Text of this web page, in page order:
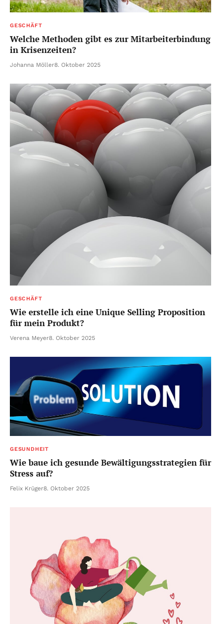
GESCHÄFT
Welche Methoden gibt es zur Mitarbeiterbindung
in Krisenzeiten?
Johanna Möller8. Oktober 2025
GESCHÄFT
Wie erstelle ich eine Unique Selling Proposition
für mein Produkt?
Verena Meyer8. Oktober 2025
GESUNDHEIT
Wie baue ich gesunde Bewältigungsstrategien für
Stress auf?
Felix Krüger8. Oktober 2025